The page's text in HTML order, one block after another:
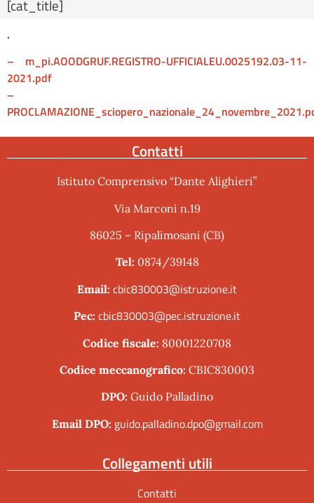
[cat_title]
.
– m_pi.AOODGRUF.REGISTRO-UFFICIALEU.0025192.03-11-
2021.pdf
–
Contatti
Istituto Comprensivo “Dante Alighieri”
Via Marconi n.19
86025 – Ripalimosani (CB)
Tel: 0874/39148
Email: cbic830003@istruzione.it
Pec: cbic830003@pec.istruzione.it
Codice fiscale: 80001220708
Codice meccanografico: CBIC830003
DPO: Guido Palladino
Email DPO: guido.palladino.dpo@gmail.com
Collegamenti utili
Contatti